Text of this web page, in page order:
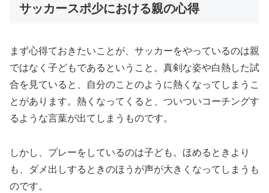
サッカースポ少における親の心得
まず心得ておきたいことが、サッカーをやっているのは親
ではなく子どもであるということ。真剣な姿や白熱した試
合を見ていると、自分のことのように熱くなってしまうこ
とがあります。熱くなってくると、ついついコーチングす
るような言葉が出てしまうものです。
しかし、プレーをしているのは子ども。ほめるときより
も、ダメ出しするときのほうが声が大きくなってしまうも
のです。